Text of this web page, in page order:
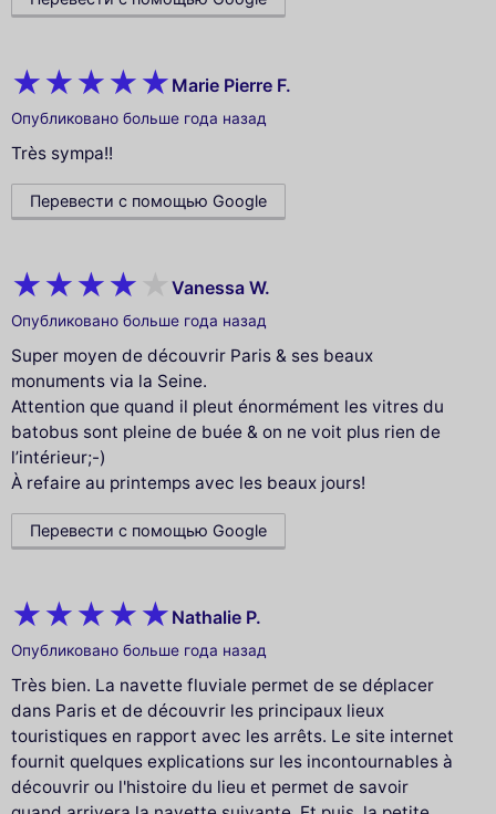
Marie Pierre F.
Опубликовано больше года назад
Très sympa!!
Перевести с помощью Google
Vanessa W.
Опубликовано больше года назад
Super moyen de découvrir Paris & ses beaux
monuments via la Seine.
Attention que quand il pleut énormément les vitres du
batobus sont pleine de buée & on ne voit plus rien de
l’intérieur;-)
À refaire au printemps avec les beaux jours!
Перевести с помощью Google
Nathalie P.
Опубликовано больше года назад
Très bien. La navette fluviale permet de se déplacer
dans Paris et de découvrir les principaux lieux
touristiques en rapport avec les arrêts. Le site internet
fournit quelques explications sur les incontournables à
découvrir ou l'histoire du lieu et permet de savoir